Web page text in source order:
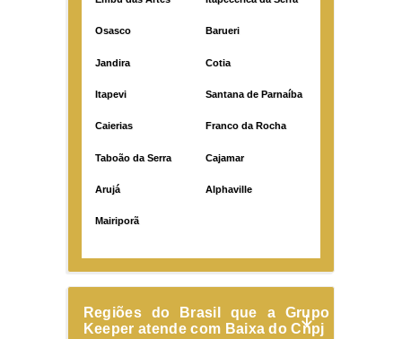
Osasco Barueri
Jandira Cotia
Itapevi Santana de Parnaíba
Caierias Franco da Rocha
Taboão da Serra Cajamar
Arujá Alphaville
Mairiporã
Regiões do Brasil que a Grupo
Keeper atende com Baixa do Cnpj